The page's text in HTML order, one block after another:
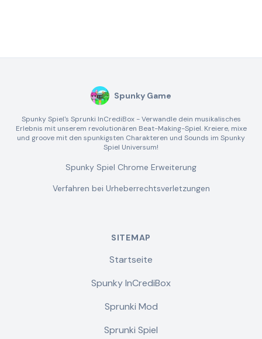
Spunky Game
Spunky Spiel's Sprunki InCrediBox - Verwandle dein musikalisches
Erlebnis mit unserem revolutionären Beat-Making-Spiel. Kreiere, mixe
und groove mit den spunkigsten Charakteren und Sounds im Spunky
Spiel Universum!
Spunky Spiel Chrome Erweiterung
Verfahren bei Urheberrechtsverletzungen
SITEMAP
Startseite
Spunky InCrediBox
Sprunki Mod
Sprunki Spiel